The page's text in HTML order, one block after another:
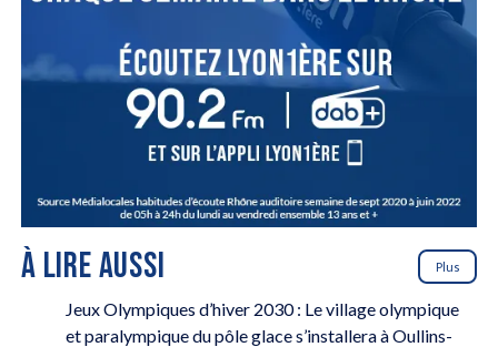
À LIRE AUSSI Plus
Jeux Olympiques d’hiver 2030 : Le village olympique
et paralympique du pôle glace s’installera à Oullins-